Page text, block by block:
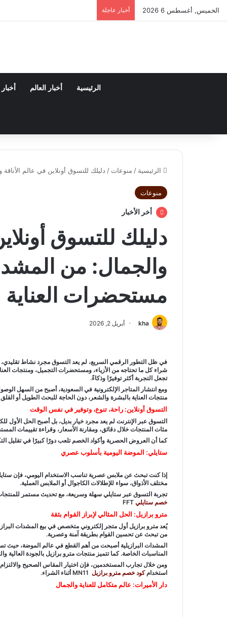
الخميس, أغسطس 6 2026 أخبار عاجلة
الرئيسية أخبار العالم
الرئيسية / منوعات / دليلك للتسوق أونلاين في عالم
منوعات
أخر الأخبار
دليلك للتسوق
والجمال: من
مستحضرات العناية
kha أبريل 2, 2026
في ظل التطور الرقمي السريع، لم يعد التسوق مجرد نشاط
شراء كل ما تحتاجه من الأزياء، ومستحضرات التجميل، ومنتجات
تجعل التجربة أكثر توفيرًا وذكاءً.
ومع انتشار المتاجر الإلكترونية في السعودية، أصبح من السهل
منتجات العناية بالبشرة والشعر، دون الحاجة للبحث الطويل أو
التسوق أونلاين: راحة، تنوع، وتوفير في نفس الوقت
التسوق عبر الإنترنت لم يعد مجرد خيار بديل، بل أصبح الحل
مئات المنتجات خلال دقائق، ومقارنة الأسعار، وقراءة تقييمات
كما أن العروض الحصرية وأكواد الخصم تلعب دورًا كبيرًا في تقليل
ستايلي: الموضة اليومية بأسلوب عصري
إذا كنت تبحث عن ملابس عصرية تناسب الاستخدام اليومي، فإن
مختلف الأذواق، سواء للإطلالات الكاجوال أو الملابس العملية.
تجربة التسوق عبر ستايلي سهلة وسريعة، مع تحديث مستمر
خصم ستايلي
مترو برازيل: الحل المثالي لإبراز القوام بثقة
يُعد مترو برازيل أول متجر إلكتروني متخصص في بيع المشدات
من تبحث عن تحسين القوام بطريقة آمنة وعصرية.
المشدات البرازيلية أصبحت من أهم القطع في عالم الموضة، حيث
المناسبات الخاصة. كما تتميز منتجات مترو برازيل بالجودة العالية
ومن خلال تجارب المستخدمين، فإن اختيار المقاس الصحيح
استخدامكود خصم مترو برازيل
دار الأميرات: عالم متكامل للعناية والجمال